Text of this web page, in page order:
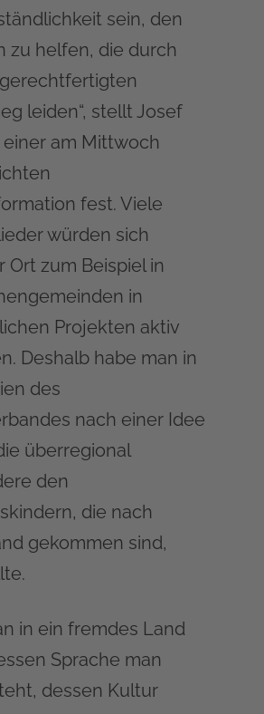
sein, den
zu helfen, die durch
leiden“, stellt Josef
einer am Mittwoch
fest. Viele
würden sich
Ort zum Beispiel in
in
Projekten aktiv
Deshalb habe man in
des
nach einer Idee
überregional
den
die nach
gekommen sind,
in ein fremdes Land
Sprache man
dessen Kultur